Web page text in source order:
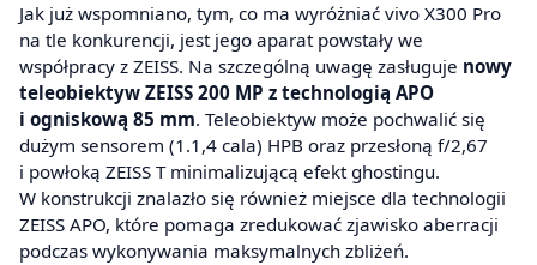
Jak już wspomniano, tym, co ma wyróżniać vivo X300 Pro
na tle konkurencji, jest jego aparat powstały we
współpracy z ZEISS. Na szczególną uwagę zasługuje nowy
teleobiektyw ZEISS 200 MP z technologią APO
i ogniskową 85 mm. Teleobiektyw może pochwalić się
dużym sensorem (1.1,4 cala) HPB oraz przesłoną f/2,67
i powłoką ZEISS T minimalizującą efekt ghostingu.
W konstrukcji znalazło się również miejsce dla technologii
ZEISS APO, które pomaga zredukować zjawisko aberracji
podczas wykonywania maksymalnych zbliżeń.